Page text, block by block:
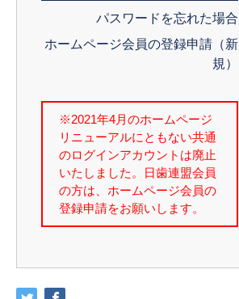
パスワードを忘れた場合
ホームページ会員の登録申請（新
規）